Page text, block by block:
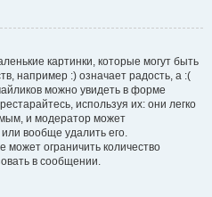
картинки, которые могут быть
например :) означает радость, а :(
можно увидеть в форме
используя их: они легко
и модератор может
вообще удалить его.
ограничить количество
в сообщении.